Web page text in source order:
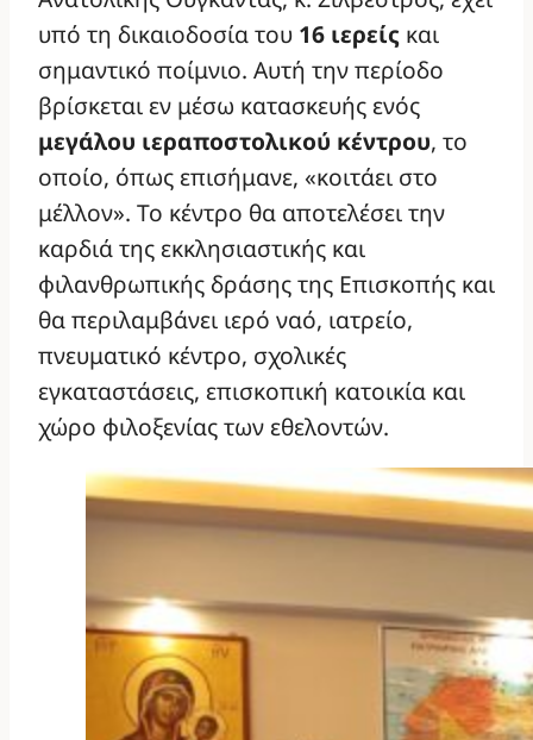
υπό τη δικαιοδοσία του 16 ιερείς και
σημαντικό ποίμνιο. Αυτή την περίοδο
βρίσκεται εν μέσω κατασκευής ενός
μεγάλου ιεραποστολικού κέντρου, το
οποίο, όπως επισήμανε, «κοιτάει στο
μέλλον». Το κέντρο θα αποτελέσει την
καρδιά της εκκλησιαστικής και
φιλανθρωπικής δράσης της Επισκοπής και
θα περιλαμβάνει ιερό ναό, ιατρείο,
πνευματικό κέντρο, σχολικές
εγκαταστάσεις, επισκοπική κατοικία και
χώρο φιλοξενίας των εθελοντών.